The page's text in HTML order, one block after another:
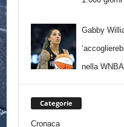
Gabby
nella WNBA
Categorie
Cronaca